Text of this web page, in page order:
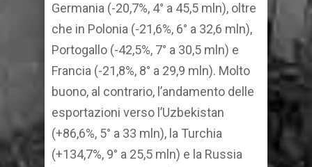
Germania (-20,7%, 4° a 45,5 mln), oltre
che in Polonia (-21,6%, 6° a 32,6 mln),
Portogallo (-42,5%, 7° a 30,5 mln) e
Francia (-21,8%, 8° a 29,9 mln). Molto
buono, al contrario, l’andamento delle
esportazioni verso l’Uzbekistan
(+86,6%, 5° a 33 mln), la Turchia
(+134,7%, 9° a 25,5 mln) e la Russia